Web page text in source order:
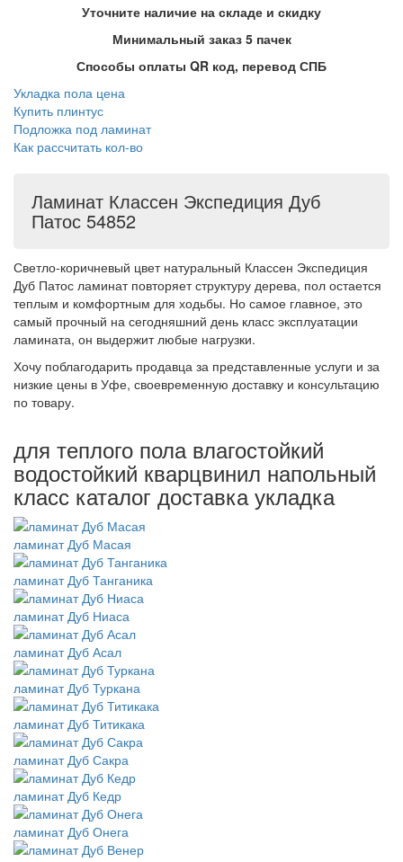
Уточните наличие на складе и скидку
Минимальный заказ 5 пачек
Способы оплаты QR код, перевод СПБ
Укладка пола цена
Купить плинтус
Подложка под ламинат
Как рассчитать кол-во
Ламинат Классен Экспедиция Дуб
Патос 54852
Светло-коричневый цвет натуральный Классен Экспедиция
Дуб Патос ламинат повторяет структуру дерева, пол остается
теплым и комфортным для ходьбы. Но самое главное, это
самый прочный на сегодняшний день класс эксплуатации
ламината, он выдержит любые нагрузки.
Хочу поблагодарить продавца за представленные услуги и за
низкие цены в Уфе, своевременную доставку и консультацию
по товару.
для теплого пола влагостойкий
водостойкий кварцвинил напольный
класс каталог доставка укладка
ламинат Дуб Масая
ламинат Дуб Танганика
ламинат Дуб Ниаса
ламинат Дуб Асал
ламинат Дуб Туркана
ламинат Дуб Титикака
ламинат Дуб Сакра
ламинат Дуб Кедр
ламинат Дуб Онега